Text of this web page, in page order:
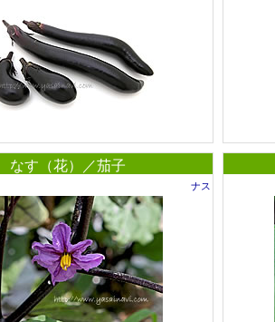
なす（花）／茄子
ナス